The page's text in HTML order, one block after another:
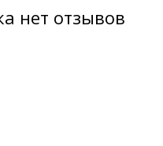
нет отзывов